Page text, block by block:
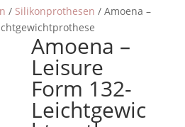
/ Silikonprothesen / Amoena –
Amoena –
Leisure
Form 132-
Leichtgewic